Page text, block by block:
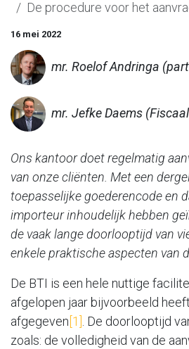
De procedure voor het aanvragen van een
16 mei 2022
mr. Roelof Andringa
mr. Jefke Daems
Ons kantoor doet regelmatig
van onze cliënten. Met een
toepasselijke goederencode en
importeur inhoudelijk hebben
de vaak lange doorlooptijd van
enkele praktische aspecten van
De BTI is een hele nuttige
afgelopen jaar bijvoorbeeld
afgegeven [1]
. De doorlooptijd
zoals: de volledigheid van de